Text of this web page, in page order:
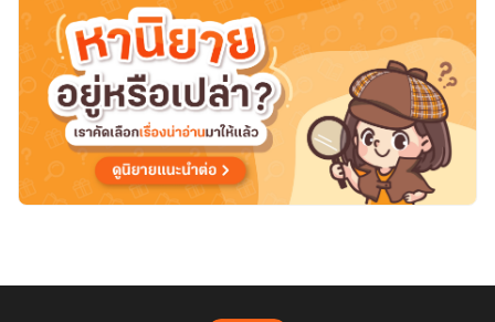
วัน
เงิน
มี
ค่า
น้อย
กว่า
ข้าว